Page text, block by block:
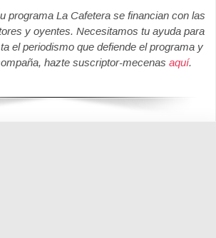
programa La Cafetera se financian con las
y oyentes. Necesitamos tu ayuda para
el periodismo que defiende el programa y
hazte suscriptor-mecenas aquí.